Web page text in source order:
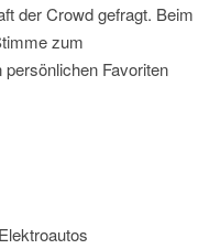
der Crowd gefragt. Beim
zum
Favoriten